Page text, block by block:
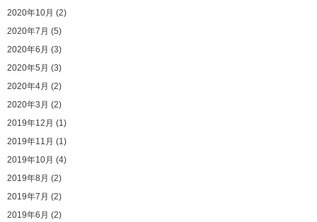
2020年10月 (2)
2020年7月 (5)
2020年6月 (3)
2020年5月 (3)
2020年4月 (2)
2020年3月 (2)
2019年12月 (1)
2019年11月 (1)
2019年10月 (4)
2019年8月 (2)
2019年7月 (2)
2019年6月 (2)